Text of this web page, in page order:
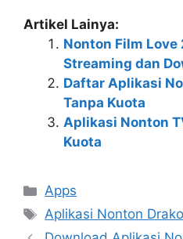
Artikel Lainya:
Nonton Film Love
Streaming dan
Daftar Aplikasi
Tanpa Kuota
Aplikasi Nonton
Kuota
Kategori
Apps
Tag
Aplikasi Nonton